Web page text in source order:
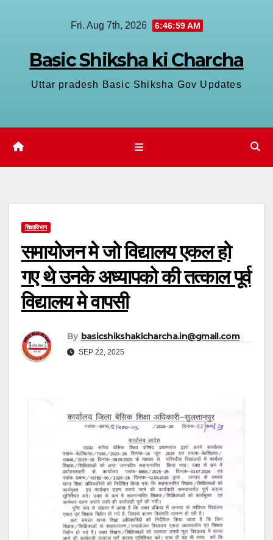
Fri. Aug 7th, 2026 6:47:00 AM
Basic Shiksha ki Charcha
Uttar pradesh Basic Shiksha Gov Updates
शिक्षाविभाग
समायोजन मे जो विद्यालय एकल हो
गए थे उनके अध्यापको की तत्काल पूर्व
विद्यालय मे वापसी
By basicshikshakicharcha.in@gmail.com
SEP 22, 2025